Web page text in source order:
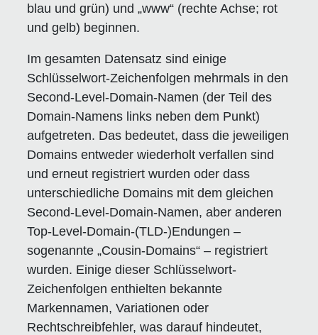
blau und grün) und „www“ (rechte Achse; rot
und gelb) beginnen.
Im gesamten Datensatz sind einige
Schlüsselwort-Zeichenfolgen mehrmals in den
Second-Level-Domain-Namen (der Teil des
Domain-Namens links neben dem Punkt)
aufgetreten. Das bedeutet, dass die jeweiligen
Domains entweder wiederholt verfallen sind
und erneut registriert wurden oder dass
unterschiedliche Domains mit dem gleichen
Second-Level-Domain-Namen, aber anderen
Top-Level-Domain-(TLD-)Endungen –
sogenannte „Cousin-Domains“ – registriert
wurden. Einige dieser Schlüsselwort-
Zeichenfolgen enthielten bekannte
Markennamen, Variationen oder
Rechtschreibfehler, was darauf hindeutet,